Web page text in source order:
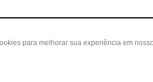
para melhorar sua experiência em